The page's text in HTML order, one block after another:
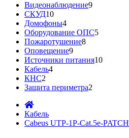
Видеонаблюдение9
СКУД10
Домофоны4
Оборудование ОПС5
Пожаротушение8
Оповещение9
Источники питания10
Кабель4
КНС2
Защита периметра2
Кабель
Cabeus UTP-1P-Cat.5e-PATCH